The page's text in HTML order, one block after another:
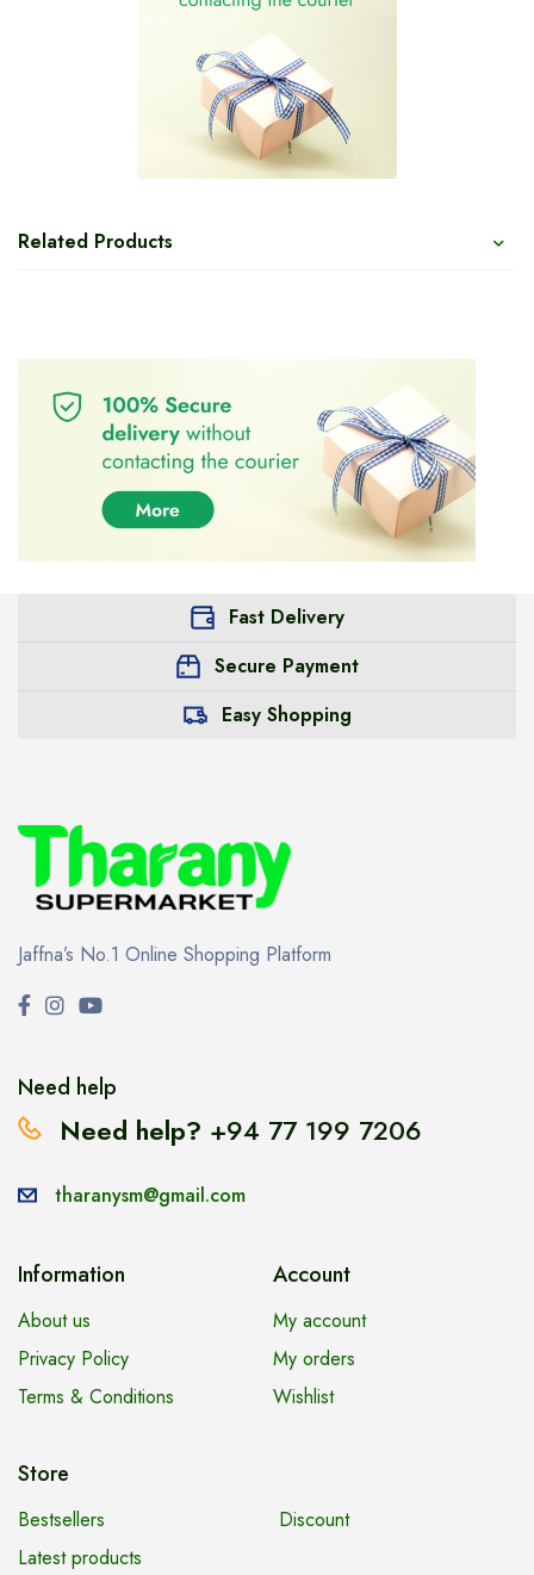
Related Products
Fast Delivery
Secure Payment
Easy Shopping
Jaffna’s No.1 Online Shopping Platform
Need help
Need help? +94 77 199 7206
tharanysm@gmail.com
Information
About us
Privacy Policy
Terms & Conditions
Account
My account
My orders
Wishlist
Store
Bestsellers
Discount
Latest products